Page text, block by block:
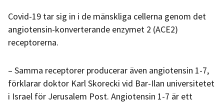
Covid-19 tar sig in i de mänskliga cellerna genom det
angiotensin-konverterande enzymet 2 (ACE2)
receptorerna.
– Samma receptorer producerar även angiotensin 1-7,
förklarar doktor Karl Skorecki vid Bar-Ilan universitetet
i Israel för Jerusalem Post. Angiotensin 1-7 är ett